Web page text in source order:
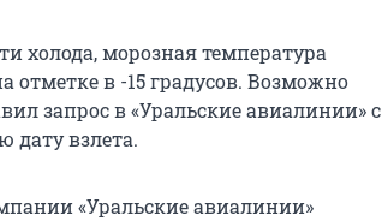
морозная температура
отметке в -15 градусов. Возможно
запрос в «Уральские авиалинии» с
дату взлета.
«Уральские авиалинии»